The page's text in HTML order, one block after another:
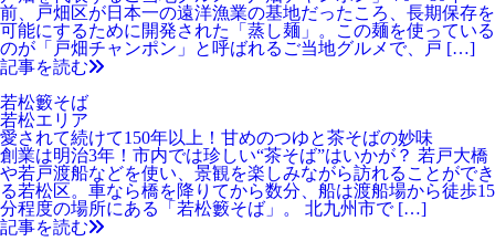
前、戸畑区が日本一の遠洋漁業の基地だったころ、長期保存を
可能にするために開発された「蒸し麺」。この麺を使っている
のが「戸畑チャンポン」と呼ばれるご当地グルメで、戸 […]
記事を読む
若松籔そば
若松エリア
愛されて続けて150年以上！甘めのつゆと茶そばの妙味
創業は明治3年！市内では珍しい“茶そば”はいかが？ 若戸大橋
や若戸渡船などを使い、景観を楽しみながら訪れることができ
る若松区。車なら橋を降りてから数分、船は渡船場から徒歩15
分程度の場所にある「若松籔そば」。 北九州市で […]
記事を読む